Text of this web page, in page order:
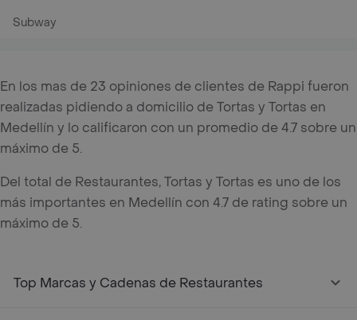
Subway
En los mas de 23 opiniones de clientes de Rappi fueron
realizadas pidiendo a domicilio de Tortas y Tortas en
Medellín y lo calificaron con un promedio de 4.7 sobre un
máximo de 5.
Del total de Restaurantes, Tortas y Tortas es uno de los
más importantes en Medellín con 4.7 de rating sobre un
máximo de 5.
Top Marcas y Cadenas de Restaurantes